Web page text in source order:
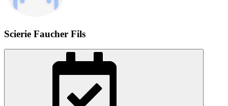
Scierie Faucher Fils